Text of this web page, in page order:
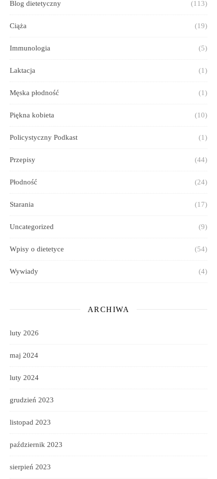
Blog dietetyczny (113)
Ciąża (19)
Immunologia (5)
Laktacja (1)
Męska płodność (1)
Piękna kobieta (10)
Policystyczny Podkast (1)
Przepisy (44)
Płodność (24)
Starania (17)
Uncategorized (9)
Wpisy o dietetyce (54)
Wywiady (4)
ARCHIWA
luty 2026
maj 2024
luty 2024
grudzień 2023
listopad 2023
październik 2023
sierpień 2023